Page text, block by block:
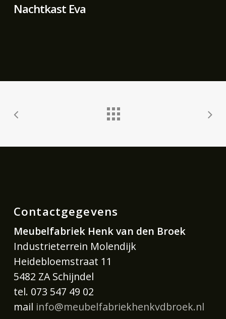
Nachtkast Eva
Contactgegevens
Meubelfabriek Henk van den Broek
Industrieterrein Molendijk
Heidebloemstraat 11
5482 ZA Schijndel
tel. 073 547 49 02
mail info@meubelfabriekhenkvdbroek.nl